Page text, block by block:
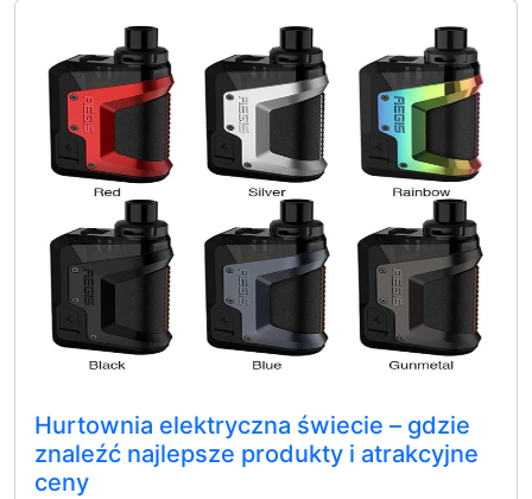
Hurtownia elektryczna świecie – gdzie
znaleźć najlepsze produkty i atrakcyjne
ceny